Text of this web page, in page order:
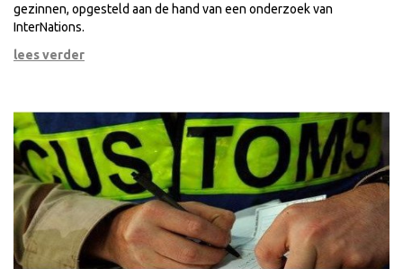
gezinnen, opgesteld aan de hand van een onderzoek van
InterNations.
lees verder